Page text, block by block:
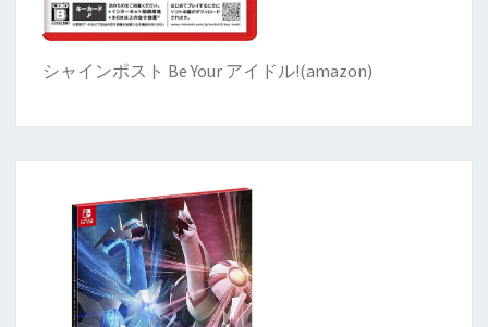
シャインポスト Be Your アイドル!(amazon)